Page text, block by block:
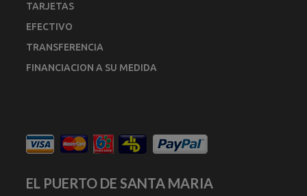
TARJETAS
EFECTIVO
TRANSFERENCIA
FINANCIACION A SU MEDIDA
EL PUERTO DE SANTA MARIA